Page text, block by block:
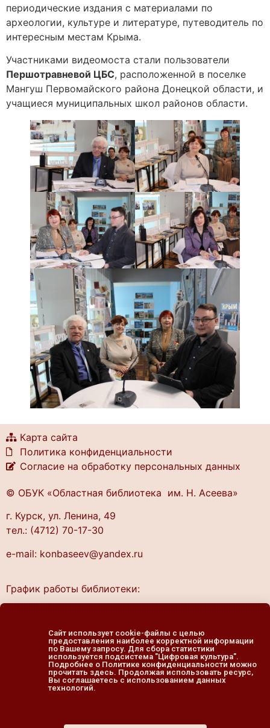
периодические издания с материалами по
археологии, культуре и литературе, путеводитель по
интересным местам Крыма.
Участниками видеомоста стали пользователи
Першотравневой ЦБС, расположенной в поселке
Мангуш Первомайского района Донецкой области, и
учащиеся муниципальных школ районов области.
Карта сайта
Политика конфиденциальности
Согласие на обработку персональных данных
© ОБУК «Областная библиотека им. Н. Асеева»
г. Курск, ул. Ленина, 49
тел.: (4712) 70-17-30
e-mail: konbaseev@yandex.ru
График работы библиотеки:
пятница — выходной
cуббота, воскресенье
11.00 — 19.00
Сайт использует cookie-файлы с целью
предоставления наиболее корректной информации
по Вашему запросу. Для сбора статистики
используется подсистема "Цифровая культура".
Подробнее о Политике конфиденциальности можно
прочитать здесь. Продолжая использовать ресурс,
Вы соглашаетесь с использованием данных
технологий.